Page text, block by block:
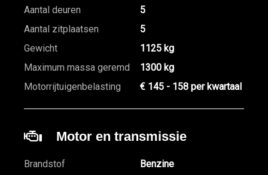
Aantal deuren
5
Aantal zitplaatsen
5
Gewicht
1125 kg
Maximum massa geremd
1300 kg
Motorrijtuigenbelasting
€ 145 - 158 per kwartaal
Motor en transmissie
Brandstof
Benzine